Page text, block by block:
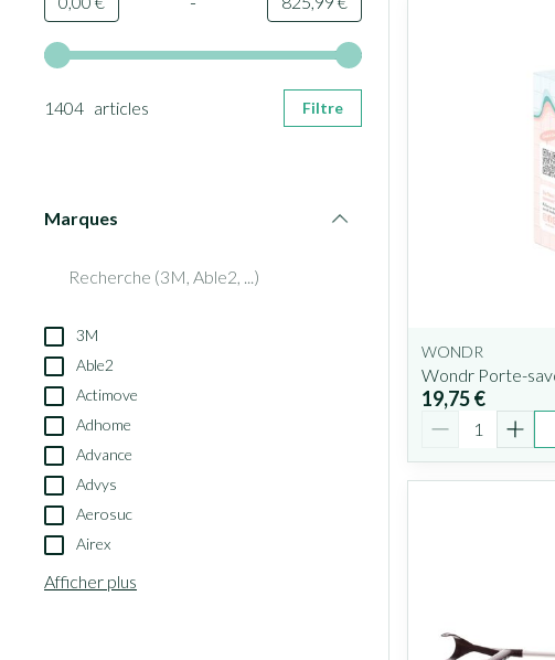
Utilisez les touches fléchées gauche et droite pour ajuster les valeurs
1404 articles Filtre
Marques
3M
Able2
Actimove
Adhome
Advance
Advys
Aerosuc
Airex
Afficher plus
WONDR
Wondr Porte-
19,75 €
Quantité